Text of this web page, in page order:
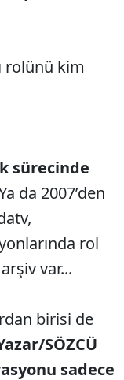
rolünü kim
sürecinde
da 2007’den
rol
var...
birisi de
SÖZCÜ
sadece